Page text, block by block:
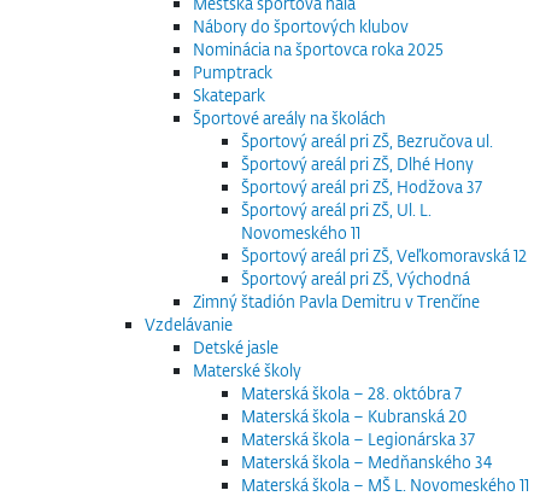
Nábory do športových klubov
Nominácia na športovca roka 2025
Pumptrack
Skatepark
Športové areály na školách
Športový areál pri ZŠ, Bezručova ul.
Športový areál pri ZŠ, Dlhé Hony
Športový areál pri ZŠ, Hodžova 37
Športový areál pri ZŠ, Ul. L.
Novomeského 11
Športový areál pri ZŠ, Veľkomoravská 12
Športový areál pri ZŠ, Východná
Zimný štadión Pavla Demitru v Trenčíne
Vzdelávanie
Detské jasle
Materské školy
Materská škola – 28. októbra 7
Materská škola – Kubranská 20
Materská škola – Legionárska 37
Materská škola – Medňanského 34
Materská škola – MŠ L. Novomeského 11